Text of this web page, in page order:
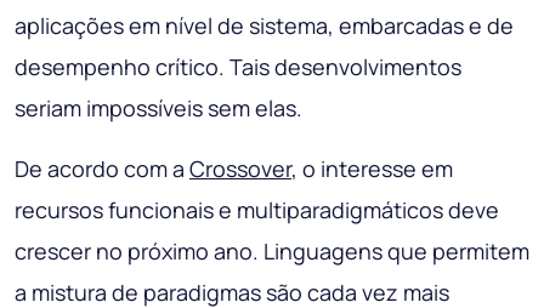
aplicações em nível de sistema, embarcadas e de
desempenho crítico. Tais desenvolvimentos
seriam impossíveis sem elas.
De acordo com a Crossover, o interesse em
recursos funcionais e multiparadigmáticos deve
crescer no próximo ano. Linguagens que permitem
a mistura de paradigmas são cada vez mais